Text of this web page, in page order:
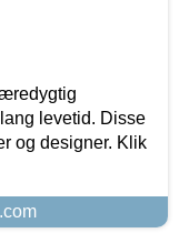
levetid. Disse
og designer. Klik